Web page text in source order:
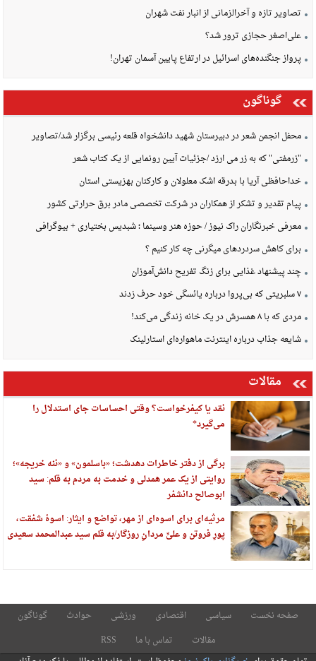
تصاویر تازه و آخرالزمانی از انبار نفت شهران
علی‌اصغر حجازی ترور شد؟
پرواز جنگنده‌های اسرائیل در ارتفاع پایین آسمان تهران!
گوناگون
محفل انجمن شعر در دبیرستان شهید دانشخواه قلعه رئیسی برگزار شد/تصاویر
"زرمفتی" که به زر می ارزد /جزئیات آیین رونمایی از یک کتاب شعر
خداحافظی آریا با بدرقه اشک معلولان و کارکنان بهزیستی استان
پیام تقدیر و تشکر از همکاران در شرکت تخصصی مادر برق حرارتی کشور
معرفی خبرنگاران راک نیوز / حوزه هنر وسینما ؛ شبدیس بختیاری + بیوگرافی
برای کاهش سردردهای میگرنی چه کار کنیم ؟
چند پیشنهاد غذایی برای زنگ تفریح دانش‌آموزان
۷ سلبریتی که بی‌پروا درباره یائسگی خود حرف زدند
مردی که با ۸ همسرش در یک خانه زندگی می‌کند!
شایعه جذاب درباره اینترنت ماهواره‌ای استارلینک
مقالات
نقد یا کیفرخواست؟ وقتی احساسات جای استدلال را
می‌گیرد*
برگی از دفتر خاطرات دهدشت؛ «باسلمون» و «ننه خریجه»؛
روایتی از یک عمر همدلی و خدمت به مردم به قلم: سید
ابوصالح دانشفر
مرثیه‌ای برای اسوه‌ای از مهر، تواضع و ایثار: اسوهٔ شفقت،
پورِ فروتن و علیِّ مردانِ روزگار/به قلم سید عبدالمحمد سعیدی
صفحه نخست سیاسی اقتصادی ورزشی حوادث
گوناگون
مقالات
تماس با ما
RSS